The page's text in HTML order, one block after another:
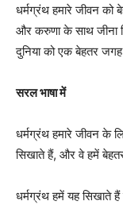
धर्मग्रंथ हमारे जीवन
और करुणा के साथ जीना
दुनिया को एक बेहतर
सरल भाषा में
धर्मग्रंथ हमारे जीवन के
सिखाते हैं, और वे हमें
धर्मग्रंथ हमें यह सिखाते हैं